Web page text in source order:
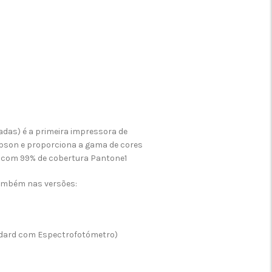
é a primeira impressora de
e proporciona a gama de cores
99% de cobertura Pantone1
nas versões:
com Espectrofotómetro)